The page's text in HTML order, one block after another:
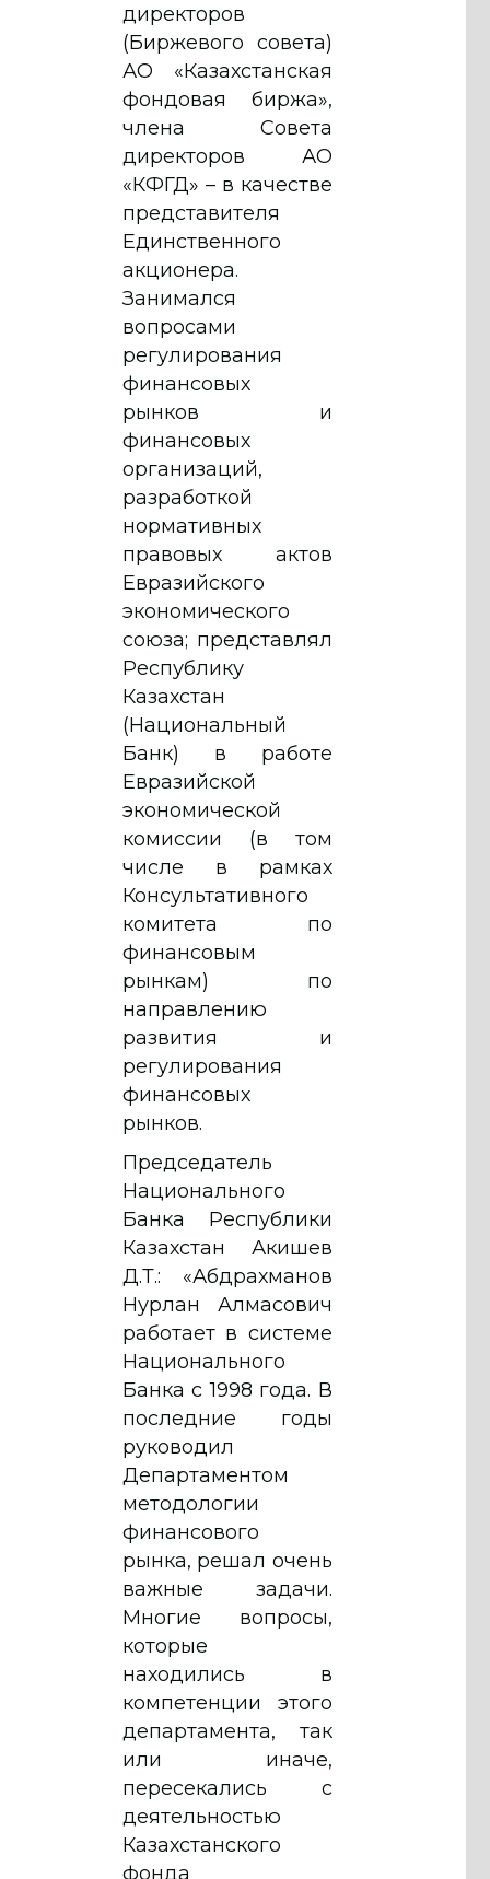
директоров
(Биржевого совета)
АО «Казахстанская
фондовая биржа»,
члена Совета
директоров АО
«КФГД» – в качестве
представителя
Единственного
акционера.
Занимался
вопросами
регулирования
финансовых
рынков и
финансовых
организаций,
разработкой
нормативных
правовых актов
Евразийского
экономического
союза; представлял
Республику
Казахстан
(Национальный
Банк) в работе
Евразийской
экономической
комиссии (в том
числе в рамках
Консультативного
комитета по
финансовым
рынкам) по
направлению
развития и
регулирования
финансовых
рынков.
Председатель
Национального
Банка Республики
Казахстан Акишев
Д.Т.: «Абдрахманов
Нурлан Алмасович
работает в системе
Национального
Банка с 1998 года. В
последние годы
руководил
Департаментом
методологии
финансового
рынка, решал очень
важные задачи.
Многие вопросы,
которые
находились в
компетенции этого
департамента, так
или иначе,
пересекались с
деятельностью
Казахстанского
фонда